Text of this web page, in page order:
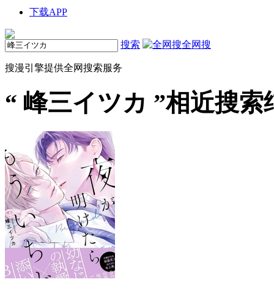
下载APP
搜索 全网搜
搜漫引擎提供全网搜索服务
“ 峰三イツカ ”相近搜索